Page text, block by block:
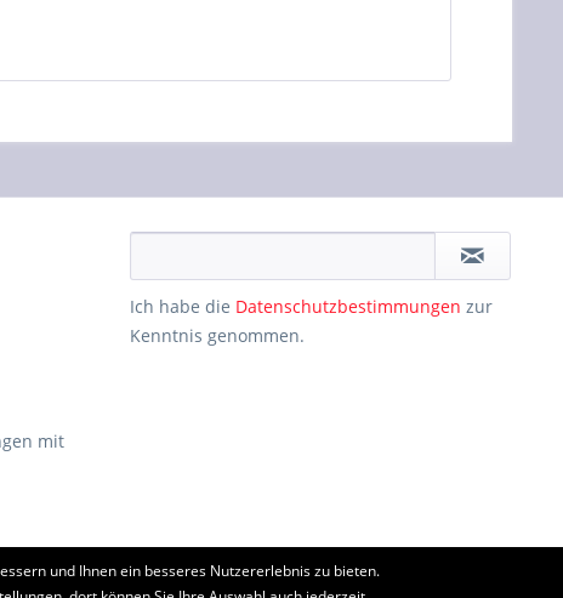
mit
Ich habe die Datenschutzbestimmungen zur
Kenntnis genommen.
und Ihnen ein besseres Nutzererlebnis zu bieten.